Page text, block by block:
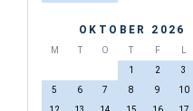
OKTOBER 2026
M T O T F
1
2 3
5
6 7 8 9 10